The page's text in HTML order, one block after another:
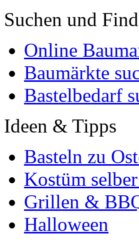
Suchen und
Online
Baumärkte
Bastelbedarf
Ideen & Tipps
Basteln zu
Kostüm
Grillen &
Halloween